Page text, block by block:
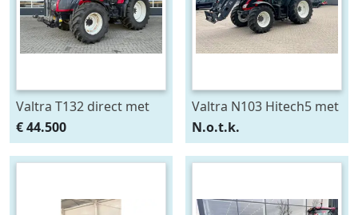
Valtra T132 direct met
Fronthef en PTO (bj
2010)
€ 44.500
Valtra N103 Hitech5 met
voorlader (bj 2013)
N.o.t.k.